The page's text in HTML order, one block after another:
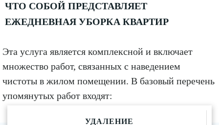
ЧТО СОБОЙ ПРЕДСТАВЛЯЕТ
ЕЖЕДНЕВНАЯ УБОРКА КВАРТИР
Эта услуга является комплексной и включает
множество работ, связанных с наведением
чистоты в жилом помещении. В базовый перечень
упомянутых работ входят:
УДАЛЕНИЕ